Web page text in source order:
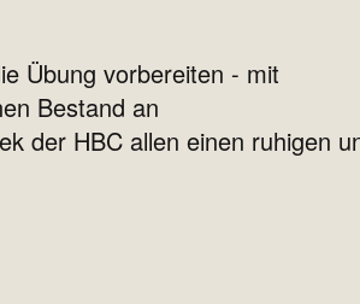
Übung vorbereiten - mit
Bestand an
der HBC allen einen ruhigen